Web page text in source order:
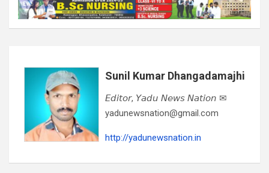
Sunil Kumar Dhangadamajhi
𝘌𝘥𝘪𝘵𝘰𝘳, 𝘠𝘢𝘥𝘶 𝘕𝘦𝘸𝘴 𝘕𝘢𝘵𝘪𝘰𝘯 ✉
yadunewsnation@gmail.com
http://yadunewsnation.in